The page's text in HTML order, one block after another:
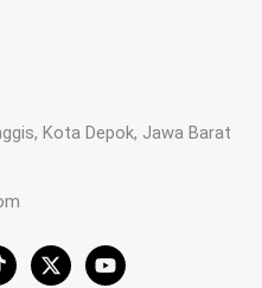
Kota Depok, Jawa Barat